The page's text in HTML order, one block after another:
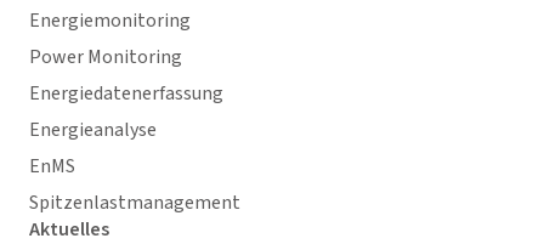
Energiemonitoring
Power Monitoring
Energiedatenerfassung
Energieanalyse
EnMS
Spitzenlastmanagement
Aktuelles